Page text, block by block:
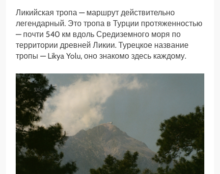
Ликийская тропа — маршрут действительно
легендарный. Это тропа в Турции протяженностью
— почти 540 км вдоль Средиземного моря по
территории древней Ликии. Турецкое название
тропы — Likya Yolu, оно знакомо здесь каждому.